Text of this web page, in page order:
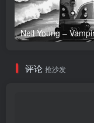
评论 抢沙发